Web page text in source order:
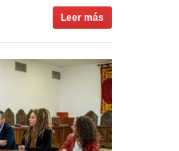
Leer más